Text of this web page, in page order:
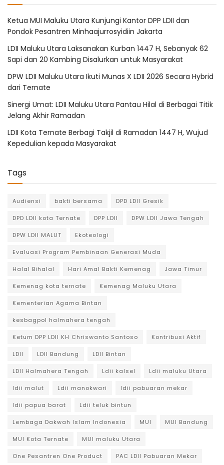
Ketua MUI Maluku Utara Kunjungi Kantor DPP LDII dan
Pondok Pesantren Minhaajurrosyidiin Jakarta
LDII Maluku Utara Laksanakan Kurban 1447 H, Sebanyak 62
Sapi dan 20 Kambing Disalurkan untuk Masyarakat
DPW LDII Maluku Utara Ikuti Munas X LDII 2026 Secara Hybrid
dari Ternate
Sinergi Umat: LDII Maluku Utara Pantau Hilal di Berbagai Titik
Jelang Akhir Ramadan
LDII Kota Ternate Berbagi Takjil di Ramadan 1447 H, Wujud
Kepedulian kepada Masyarakat
Tags
Audiensi bakti bersama DPD LDII Gresik
DPD LDII kota Ternate DPP LDII DPW LDII Jawa Tengah
DPW LDII MALUT Ekoteologi
Evaluasi Program Pembinaan Generasi Muda
Halal Bihalal Hari Amal Bakti Kemenag Jawa Timur
Kemenag kota ternate Kemenag Maluku Utara
Kementerian Agama Bintan
kesbagpol halmahera tengah
Ketum DPP LDII KH Chriswanto Santoso Kontribusi Aktif
LDII LDII Bandung LDII Bintan
LDII Halmahera Tengah Ldii kalsel Ldii maluku Utara
ldii malut Ldii manokwari ldii pabuaran mekar
ldii papua barat Ldii teluk bintun
Lembaga Dakwah Islam Indonesia MUI MUI Bandung
MUI Kota Ternate MUI maluku Utara
One Pesantren One Product PAC LDII Pabuaran Mekar